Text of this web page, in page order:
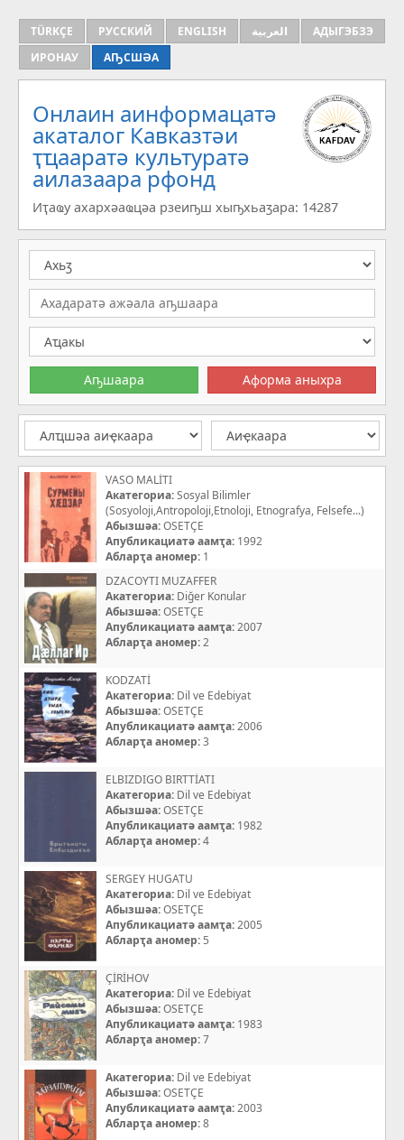
TÜRKÇE РУССКИЙ ENGLISH العربية
АДЫГЭБЗЭ
ИРОНАУ
АҦСШӘА
Онлаин аинформацатә
aкаталог Кавказтәи
ҭҵааратә культуратә
аилазаара рфонд
Иҭаҩу ахархәаҩцәа рзеиҧш хыҧхьаӡара: 14287
VASO MALİTI
Акатегориа:Sosyal Bilimler
(Sosyoloji,Antropoloji,Etnoloji, Etnografya, Felsefe...)
Абызшәа:OSETÇE
Апубликациатә аамҭа: 1992
Абларҭа аномер: 1
DZACOYTI MUZAFFER
Акатегориа: Diğer Konular
Абызшәа:OSETÇE
Апубликациатә аамҭа:2007
Абларҭа аномер:2
KODZATİ
Акатегориа: Dil ve Edebiyat
Абызшәа:OSETÇE
Апубликациатә аамҭа:2006
Абларҭа аномер:3
ELBIZDIGO BIRTTİATI
Акатегориа: Dil ve Edebiyat
Абызшәа:OSETÇE
Апубликациатә аамҭа: 1982
Абларҭа аномер:4
SERGEY HUGATU
Акатегориа: Dil ve Edebiyat
Абызшәа:OSETÇE
Апубликациатә аамҭа:2005
Абларҭа аномер: 5
ÇİRİHOV
Акатегориа: Dil ve Edebiyat
Абызшәа:OSETÇE
Апубликациатә аамҭа: 1983
Абларҭа аномер:7
Акатегориа: Dil ve Edebiyat
Абызшәа:OSETÇE
Апубликациатә аамҭа:2003
Абларҭа аномер:8